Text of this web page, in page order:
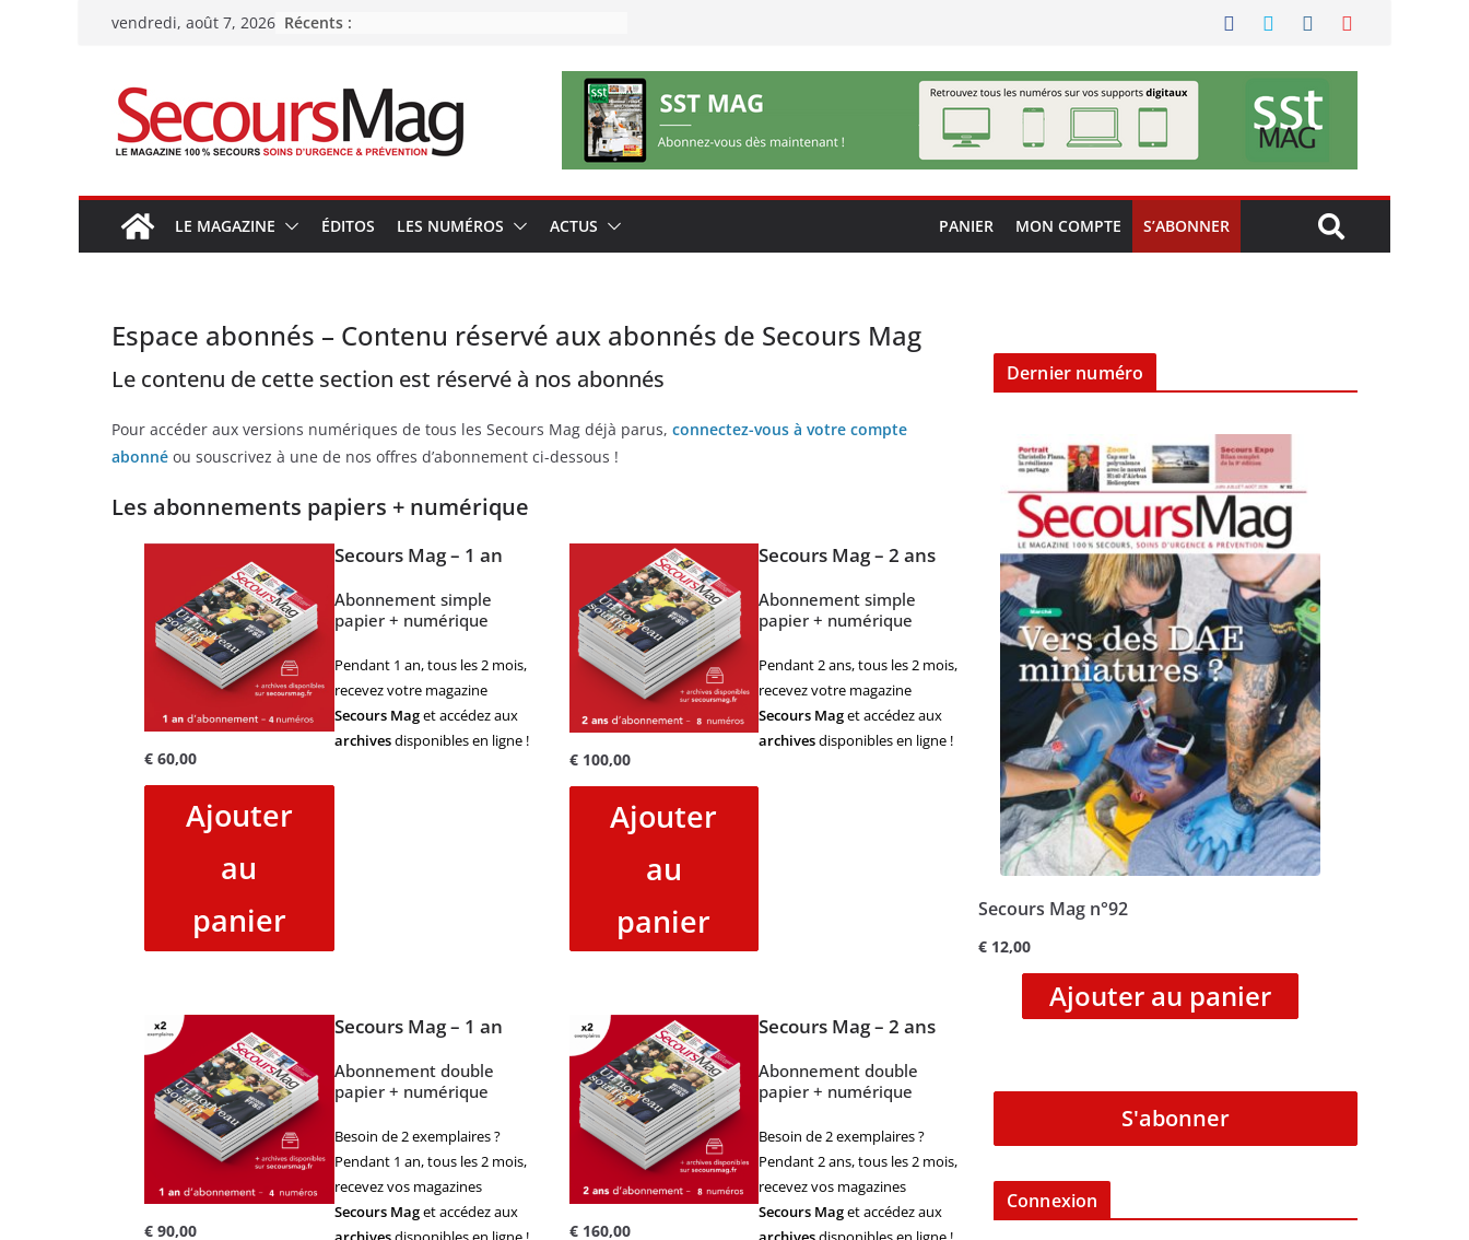
Passervendredi, août 7, 2026 Récents :
LE MAGAZINE ÉDITOS LES NUMÉROS ACTUS PANIER MON COMPTE S’ABONNER
Espace abonnés – Contenu réservé aux abonnés de Secours Mag
Le contenu de cette section est réservé à nos abonnés
Pour accéder aux versions numériques de tous les Secours Mag déjà parus, connectez-vous à votre compte
abonné ou souscrivez à une de nos offres d’abonnement ci-dessous !
Les abonnements papiers + numérique
€ 60,00
Ajouter
au
panier
Secours Mag – 1 an
Abonnement simple
papier + numérique
Pendant 1 an, tous les 2 mois,
recevez votre magazine
Secours Maget accédez aux
archivesdisponibles en ligne !
€100,00
Ajouter
au
panier
Secours Mag – 2 ans
Abonnement simple
papier + numérique
Pendant 2 ans, tous les 2 mois,
recevez votre magazine
Secours Maget accédez aux
archivesdisponibles en ligne !
€ 90,00
Secours Mag – 1 an
Abonnement double
papier + numérique
Besoin de 2 exemplaires ?
Pendant 1 an, tous les 2 mois,
recevez vos magazines
Secours Maget accédez aux
€160,00
Secours Mag – 2 ans
Abonnement double
papier + numérique
Besoin de 2 exemplaires ?
Pendant 2 ans, tous les 2 mois,
recevez vos magazines
Secours Maget accédez aux
Dernier numéro
Secours Mag n°92
€ 12,00
Ajouter au panier
S'abonner
Connexion